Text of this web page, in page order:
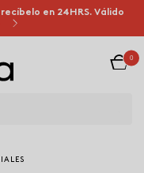
en 24HRS. Válido
0